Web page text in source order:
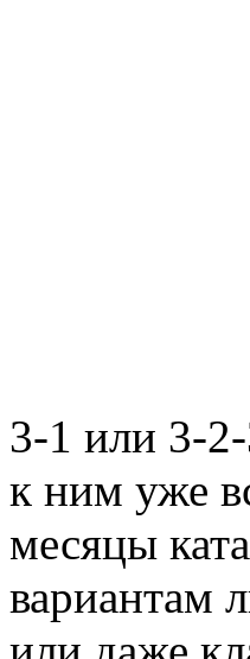
3-1 или 3-2-
к ним уже
месяцы
вариантам